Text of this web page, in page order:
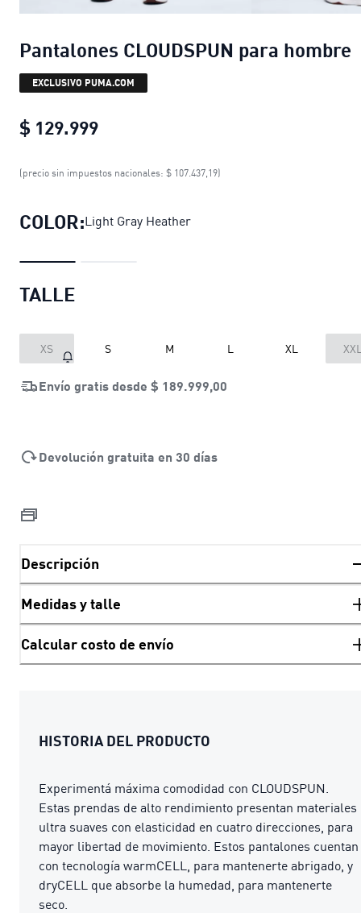
Pantalones CLOUDSPUN para hombre
EXCLUSIVO PUMA.COM
$ 129.999
Pantalones CLOUDSPUN para
(precio sin impuestos nacionales: $ 107.437,19)
COLOR:Light Gray Heather
TALLE
XS S M L XL
Envío gratis desde $ 189.999,00
Devolución gratuita en 30 días
Descripción
Medidas y talle
Calcular costo de envío
HISTORIA DEL PRODUCTO
Experimentá máxima comodidad con CLOUDSPUN.
Estas prendas de alto rendimiento presentan materiales
ultra suaves con elasticidad en cuatro direcciones, para
mayor libertad de movimiento. Estos pantalones cuentan
con tecnología warmCELL, para mantenerte abrigado, y
dryCELL que absorbe la humedad, para mantenerte
seco.